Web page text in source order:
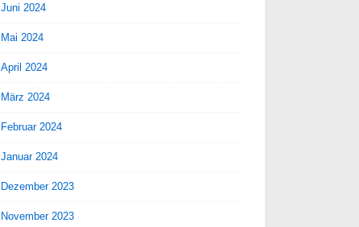
Juni 2024
Mai 2024
April 2024
März 2024
Februar 2024
Januar 2024
Dezember 2023
November 2023